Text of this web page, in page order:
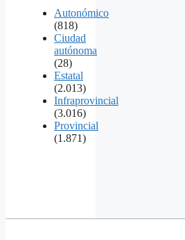
Autonómico
(818)
Ciudad
autónoma
(28)
Estatal
(2.013)
Infraprovincial
(3.016)
Provincial
(1.871)